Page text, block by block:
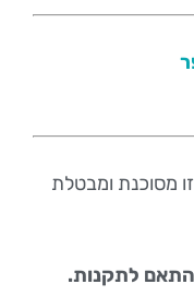
מסוכנת ומבטלת
לתקנות.